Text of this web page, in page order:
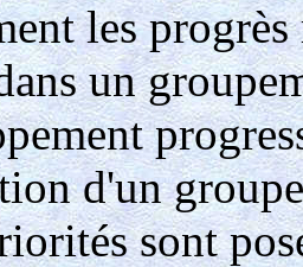
les
un
d'un
sont